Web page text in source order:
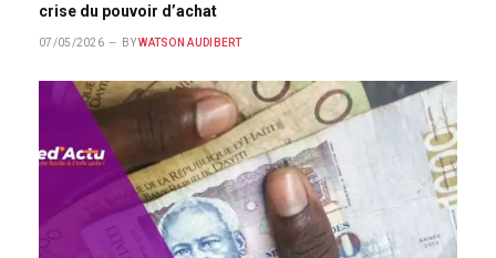
crise du pouvoir d’achat
07/05/2026 BY WATSON AUDIBERT